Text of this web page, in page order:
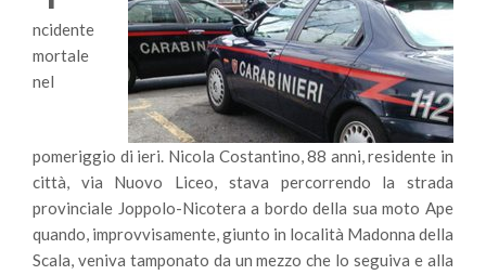
ncidente
mortale
nel
pomeriggio di ieri. Nicola Costantino, 88 anni, residente in
città, via Nuovo Liceo, stava percorrendo la strada
provinciale Joppolo-Nicotera a bordo della sua moto Ape
quando, improvvisamente, giunto in località Madonna della
Scala, veniva tamponato da un mezzo che lo seguiva e alla